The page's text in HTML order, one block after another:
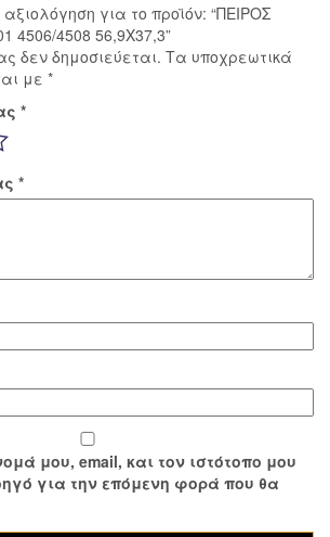
για το προϊόν: “ΠΕΙΡΟΣ
4506/4508 56,9X37,3”
δεν δημοσιεύεται. Τα υποχρεωτικά
με *
*
*
μου, email, και τον ιστότοπο μου
για την επόμενη φορά που θα